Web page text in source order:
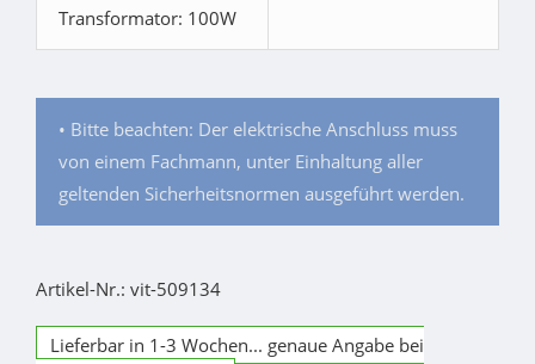
Transformator: 100W
• Bitte beachten: Der elektrische Anschluss muss
von einem Fachmann, unter Einhaltung aller
geltenden Sicherheitsnormen ausgeführt werden.
Artikel-Nr.: vit-509134
Lieferbar in 1-3 Wochen... genaue Angabe bei